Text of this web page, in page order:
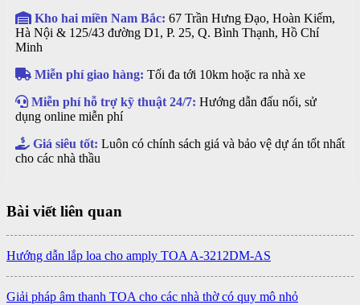
Kho hai miền Nam Bắc: 67 Trần Hưng Đạo, Hoàn Kiếm,
Hà Nội & 125/43 đường D1, P. 25, Q. Bình Thạnh, Hồ Chí
Minh
Miễn phí giao hàng: Tối đa tới 10km hoặc ra nhà xe
Miễn phí hỗ trợ kỹ thuật 24/7: Hướng dẫn đấu nối, sử
dụng online miễn phí
Giá siêu tốt: Luôn có chính sách giá và bảo vệ dự án tốt nhất
cho các nhà thầu
Bài viết liên quan
Hướng dẫn lắp loa cho amply TOA A-3212DM-AS
Giải pháp âm thanh TOA cho các nhà thờ có quy mô nhỏ